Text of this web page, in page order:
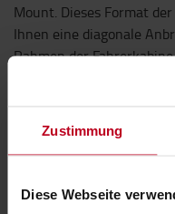
Zustimmung
Diese Webseite
Mount. Dieses Format
Ihnen eine diagonale
Rahmen der
RAM Mounts sind
was genau benötigen Sie?
Ein funktionierendes